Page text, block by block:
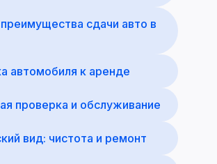
сдачи авто в
автомобиля к аренде
проверка и обслуживание
вид: чистота и ремонт